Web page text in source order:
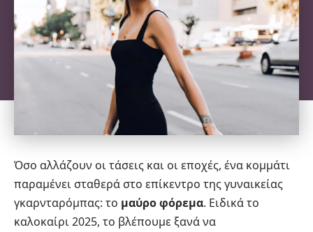
Όσο αλλάζουν οι τάσεις και οι εποχές, ένα κομμάτι
παραμένει σταθερά στο επίκεντρο της γυναικείας
γκαρνταρόμπας: το μαύρο φόρεμα. Ειδικά το
καλοκαίρι 2025, το βλέπουμε ξανά να